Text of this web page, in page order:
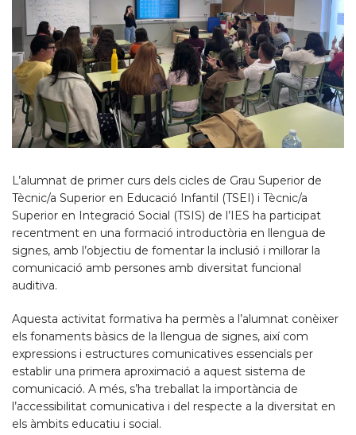
L’alumnat de primer curs dels cicles de Grau Superior de
Tècnic/a Superior en Educació Infantil (TSEI) i Tècnic/a
Superior en Integració Social (TSIS) de l’IES ha participat
recentment en una formació introductòria en llengua de
signes, amb l’objectiu de fomentar la inclusió i millorar la
comunicació amb persones amb diversitat funcional
auditiva.
Aquesta activitat formativa ha permès a l’alumnat conèixer
els fonaments bàsics de la llengua de signes, així com
expressions i estructures comunicatives essencials per
establir una primera aproximació a aquest sistema de
comunicació. A més, s’ha treballat la importància de
l’accessibilitat comunicativa i del respecte a la diversitat en
els àmbits educatiu i social.